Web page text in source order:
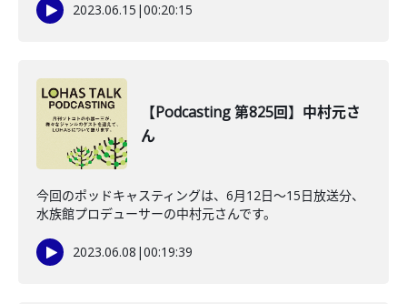
2023.06.15 |00:20:15
【Podcasting 第825回】中村元さ
ん
今回のポッドキャスティングは、6月12日〜15日放送分、
水族館プロデューサーの中村元さんです。
2023.06.08 |00:19:39